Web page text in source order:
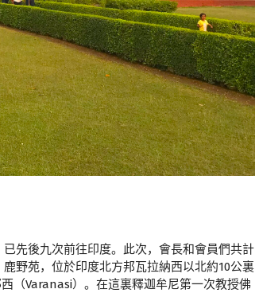
先後九次前往印度。此次，會長和會員們共計
野苑，位於印度北方邦瓦拉納西以北約10公裏
（Varanasi）。在這裏釋迦牟尼第一次教授佛